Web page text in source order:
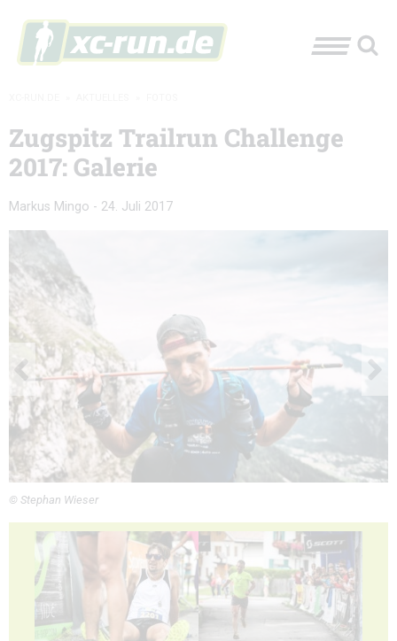
Zugspitz Trailrun Challenge
2017: Galerie
Markus Mingo - 24. Juli 2017
© Stephan Wieser